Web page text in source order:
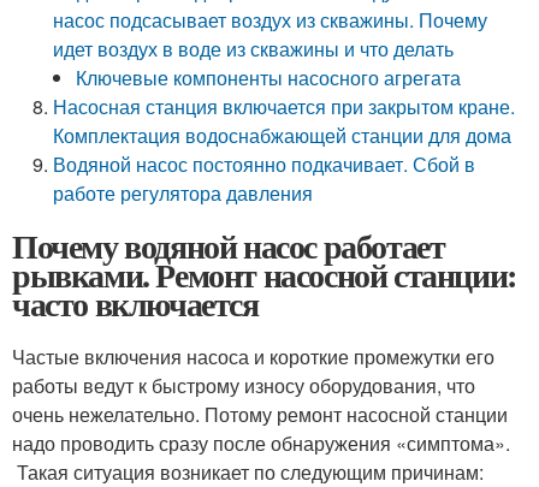
насос подсасывает воздух из скважины. Почему
идет воздух в воде из скважины и что делать
Ключевые компоненты насосного агрегата
Насосная станция включается при закрытом кране.
Комплектация водоснабжающей станции для дома
Водяной насос постоянно подкачивает. Сбой в
работе регулятора давления
Почему водяной насос работает
рывками. Ремонт насосной станции:
часто включается
Частые включения насоса и короткие промежутки его
работы ведут к быстрому износу оборудования, что
очень нежелательно. Потому ремонт насосной станции
надо проводить сразу после обнаружения «симптома».
Такая ситуация возникает по следующим причинам: